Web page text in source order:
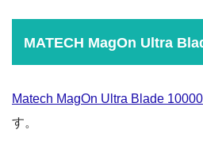
MATECH MagOn Ultra
Matech MagOn Ultra Blade 10000
す。